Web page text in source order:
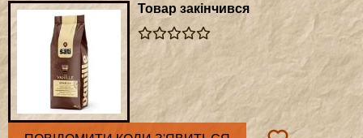
Товар закінчився